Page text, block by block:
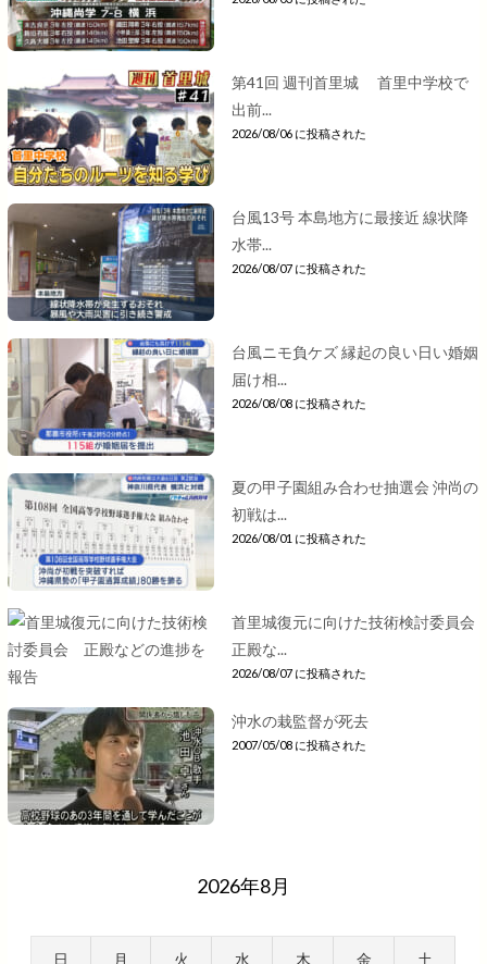
第41回 週刊首里城 首里中学校で
出前...
2026/08/06 に投稿された
台風13号 本島地方に最接近 線状降
水帯...
2026/08/07 に投稿された
台風ニモ負ケズ 縁起の良い日い婚姻
届け相...
2026/08/08 に投稿された
夏の甲子園組み合わせ抽選会 沖尚の
初戦は...
2026/08/01 に投稿された
首里城復元に向けた技術検討委員会
正殿な...
2026/08/07 に投稿された
沖水の栽監督が死去
2007/05/08 に投稿された
2026年8月
日 月 火 水 木 金 土